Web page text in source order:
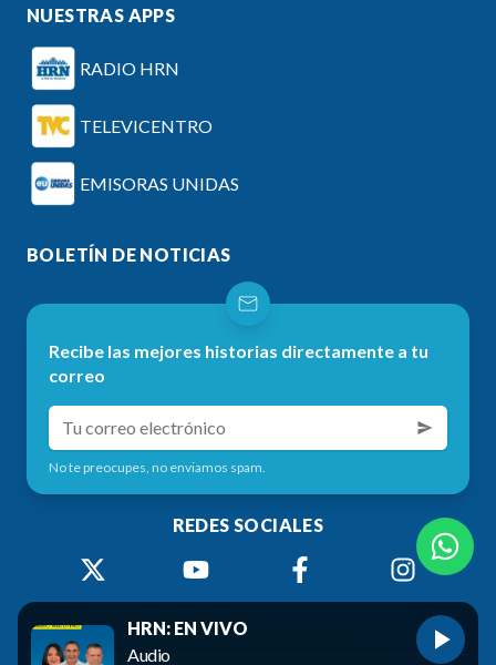
NUESTRAS APPS
RADIO HRN
TELEVICENTRO
EMISORAS UNIDAS
BOLETÍN DE NOTICIAS
Recibe las mejores historias directamente a tu
correo
No te preocupes, no enviamos spam.
REDES SOCIALES
HRN: EN VIVO
Audio